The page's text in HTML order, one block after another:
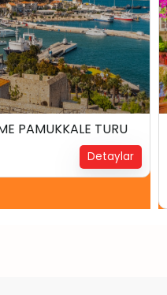
₺10.999,00
PAMUKKALE TURU
Detaylar